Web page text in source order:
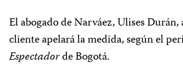
El abogado de Narváez, Ulises Durán,
cliente apelará la medida, según el
Espectadorde Bogotá.